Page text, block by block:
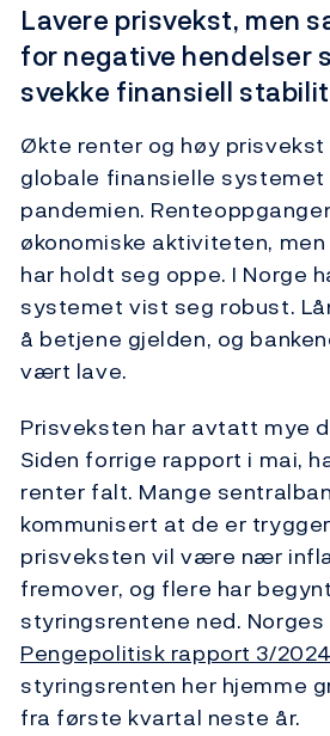
Lavere prisvekst, men
for negative hendelser
svekke finansiell
Økte renter og høy
globale finansielle
pandemien.
økonomiske aktiviteten,
har holdt seg oppe. I Norge
systemet vist seg robust.
å betjene gjelden, og
vært lave.
Prisveksten har avtatt mye
Siden forrige rapport i mai,
renter falt. Mange
kommunisert at de er
prisveksten vil være nær
fremover, og flere har
styringsrentene ned.
Pengepolitisk rapport 3/2024
styringsrenten her hjemme
fra første kvartal neste år.